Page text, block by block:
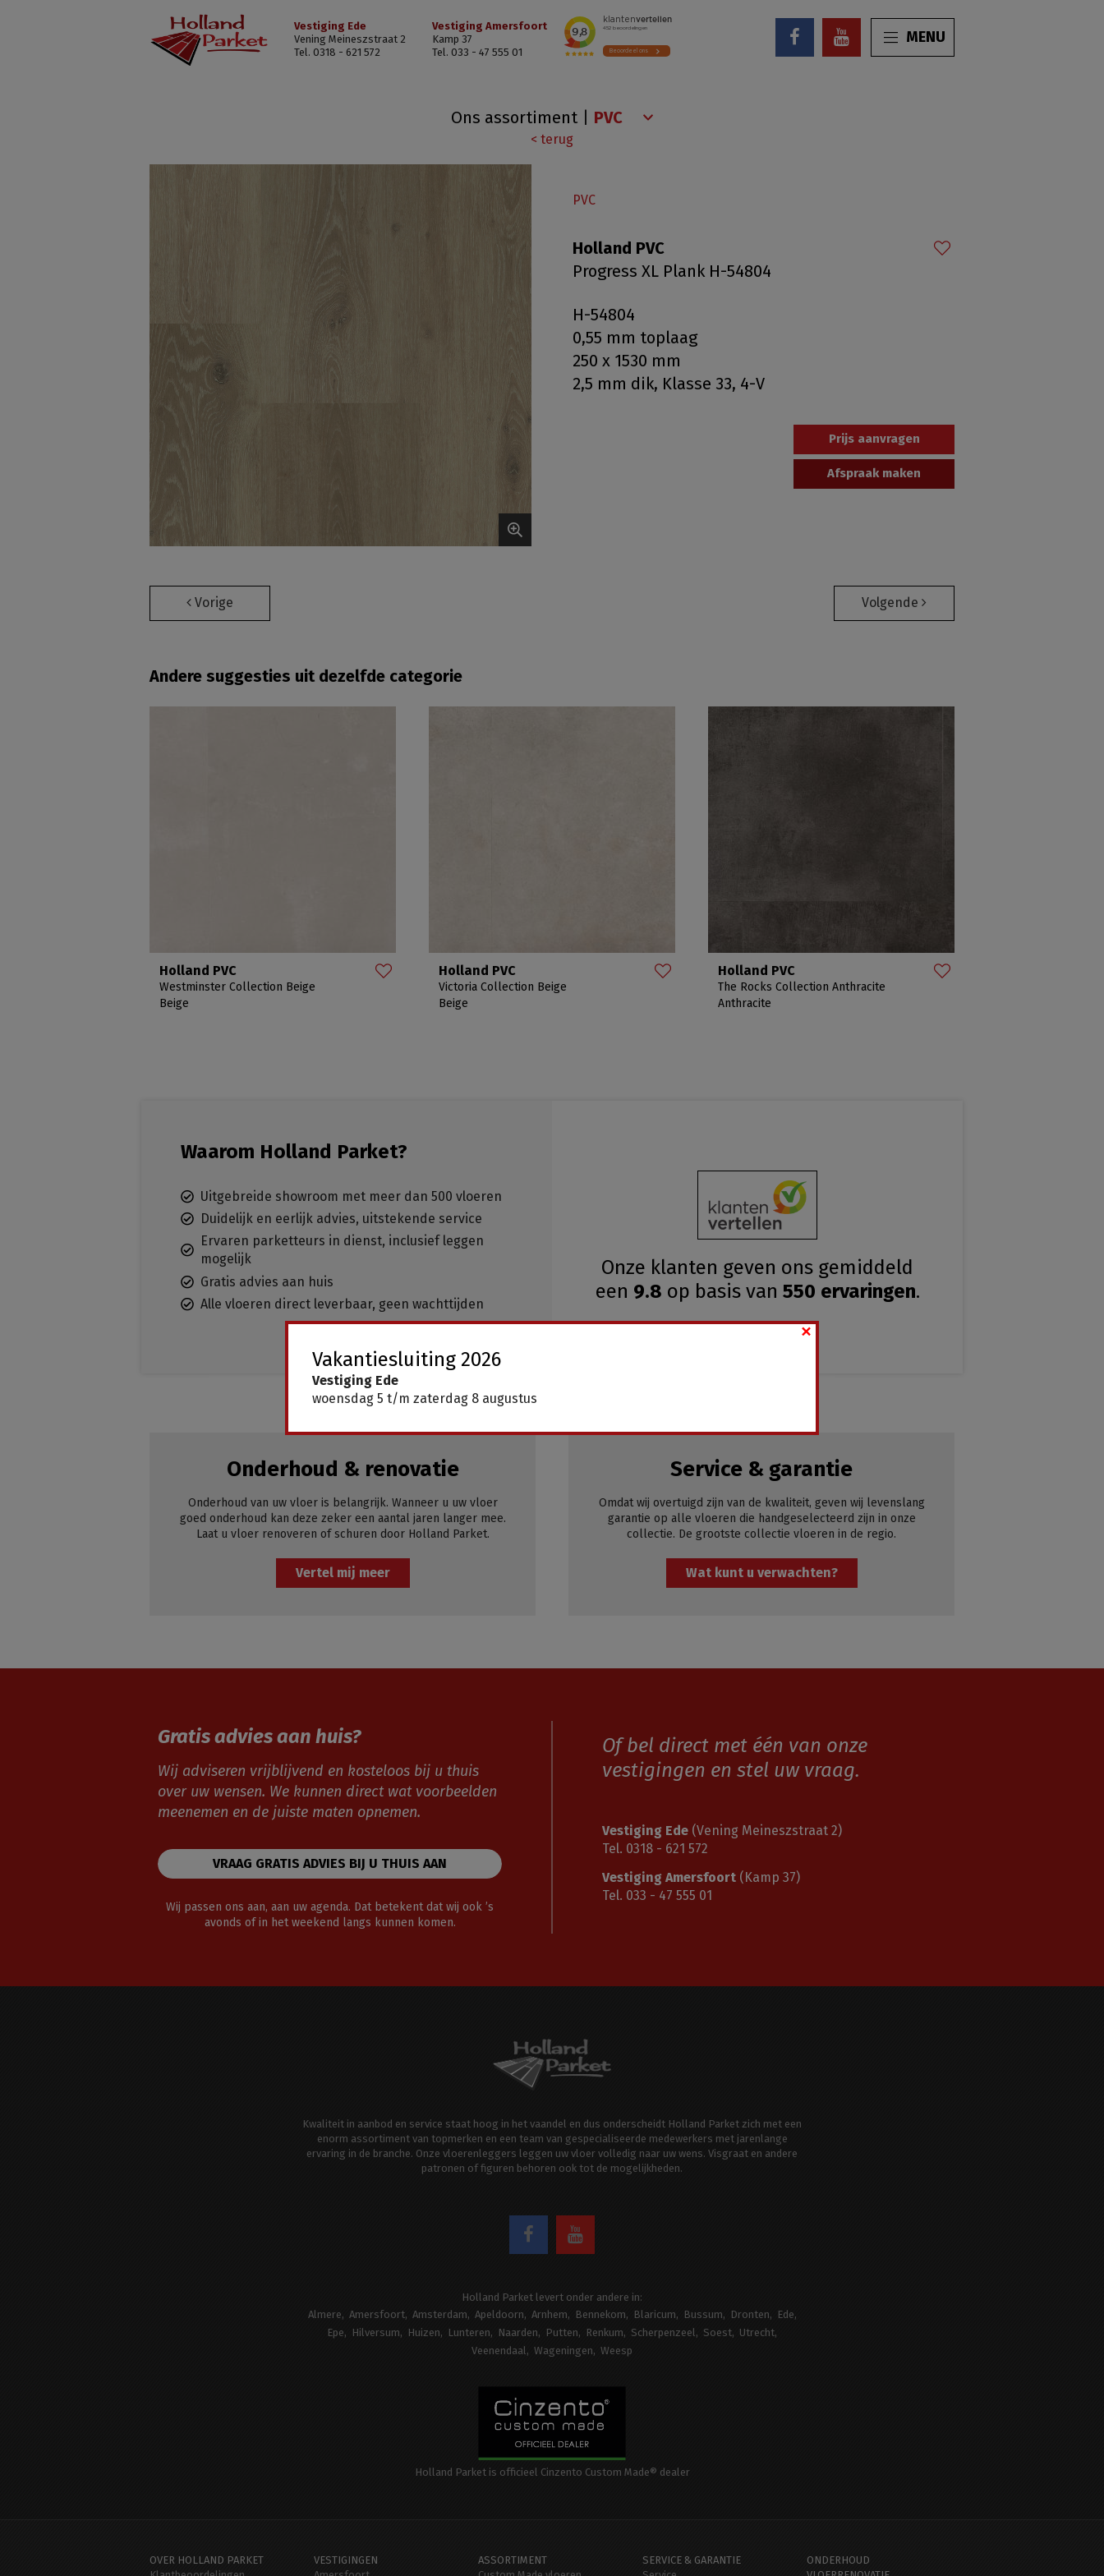
Vestiging Ede
Vening Meineszstraat 2
Tel. 0318 - 621 572
Vestiging Amersfoort
Kamp 37
Tel. 033 - 47 555 01
MENU
Ons assortiment
< terug
PVC
Holland PVC
Progress XL Plank H-54804
H-54804
0,55 mm toplaag
250 x 1530 mm
2,5 mm dik, Klasse 33, 4-V
Prijs aanvragen
Afspraak maken
Vorige Volgende
Andere suggesties uit dezelfde categorie
Holland PVC
Westminster Collection Beige
Beige
Holland PVC
Victoria Collection Beige
Beige
Holland PVC
The Rocks Collection Anthracite
Anthracite
Waarom Holland Parket?
Uitgebreide showroom met meer dan 500 vloeren
Duidelijk en eerlijk advies, uitstekende service
Ervaren parketteurs in dienst, inclusief leggen
mogelijk
Gratis advies aan huis
Alle vloeren direct leverbaar, geen wachttijden
Onze klanten geven ons gemiddeld
een 9.8 op basis van 550 ervaringen.
Onderhoud & renovatie
Onderhoud van uw vloer is belangrijk. Wanneer u uw vloer
goed onderhoud kan deze zeker een aantal jaren langer mee.
Laat u vloer renoveren of schuren door Holland Parket.
Vertel mij meer
Service & garantie
Omdat wij overtuigd zijn van de kwaliteit, geven wij levenslang
garantie op alle vloeren die handgeselecteerd zijn in onze
collectie. De grootste collectie vloeren in de regio.
Wat kunt u verwachten?
Gratis advies aan huis?
Wij adviseren vrijblijvend en kosteloos bij u thuis
over uw wensen. We kunnen direct wat voorbeelden
meenemen en de juiste maten opnemen.
VRAAG GRATIS ADVIES BIJ U THUIS AAN
Wij passen ons aan, aan uw agenda. Dat betekent dat wij ook ’s
avonds of in het weekend langs kunnen komen.
Of bel direct met één van onze
vestigingen en stel uw vraag.
Vestiging Ede (Vening Meineszstraat 2)
Tel. 0318 - 621 572
Vestiging Amersfoort (Kamp 37)
Tel. 033 - 47 555 01
Kwaliteit in aanbod en service staat hoog in het vaandel en dus onderscheidt Holland Parket zich met een
enorm assortiment van topmerken en een team van gespecialiseerde medewerkers met jarenlange
ervaring in de branche. Onze vloerenleggers leggen uw vloer volledig naar uw wens. Visgraat en andere
patronen of figuren behoren ook tot de mogelijkheden.
Holland Parket levert onder andere in:
Almere
Amersfoort Amsterdam Apeldoorn Arnhem Bennekom Blaricum Bussum Dronten
Ede
Epe
Hilversum Huizen Lunteren Naarden Putten Renkum Scherpenzeel Soest
Utrecht
Veenendaal
Wageningen Weesp
Holland Parket is officieel Cinzento Custom Made® dealer
OVER HOLLAND PARKET
VESTIGINGEN
ASSORTIMENT
SERVICE & GARANTIE
ONDERHOUD
Vakantiesluiting 2026
Vestiging Ede
woensdag 5 t/m zaterdag 8 augustus
×